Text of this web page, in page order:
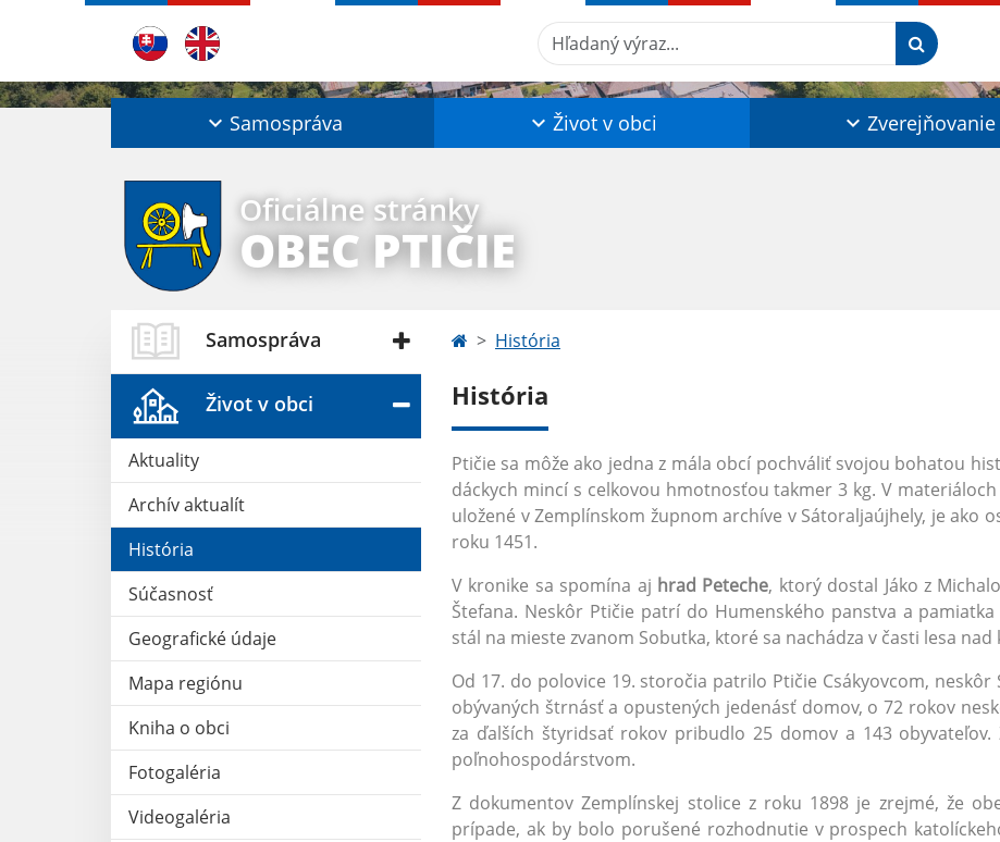
Hľadaný výraz...
Samospráva Život v obci Zverejňovanie
Oficiálne stránky
OBEC PTIČIE
Samospráva
Život v obci
Aktuality
Archív aktualít
História
Súčasnosť
Geografické údaje
Mapa regiónu
Kniha o obci
Fotogaléria
Videogaléria
História
História
Ptičie sa môže ako jedna z mála obcí pochváliť svojou bohatou
dáckych mincí s celkovou hmotnosťou takmer 3 kg. V
uložené v Zemplínskom župnom archíve v Sátoraljaújhely, je ako
roku 1451.
V kronike sa spomína aj hrad Peteche, ktorý dostal Jáko z
Štefana. Neskôr Ptičie patrí do Humenského panstva a
stál na mieste zvanom Sobutka, ktoré sa nachádza v časti lesa
Od 17. do polovice 19. storočia patrilo Ptičie Csákyovcom,
obývaných štrnásť a opustených jedenásť domov, o 72 rokov
za ďalších štyridsať rokov pribudlo 25 domov a 143
poľnohospodárstvom.
Z dokumentov Zemplínskej stolice z roku 1898 je zrejmé, že
prípade, ak by bolo porušené rozhodnutie v prospech